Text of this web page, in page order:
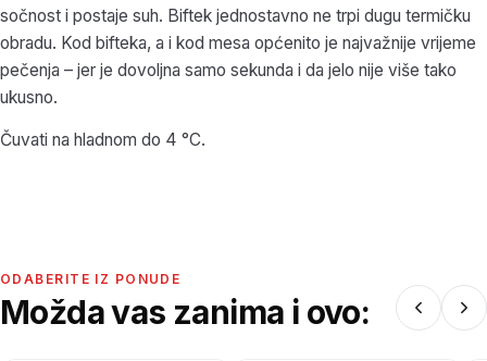
sočnost i postaje suh. Biftek jednostavno ne trpi dugu termičku
obradu. Kod bifteka, a i kod mesa općenito je najvažnije vrijeme
pečenja – jer je dovoljna samo sekunda i da jelo nije više tako
ukusno.
Čuvati na hladnom do 4 °C.
ODABERITE IZ PONUDE
Možda vas zanima i ovo: